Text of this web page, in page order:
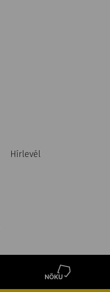
Hírlevél